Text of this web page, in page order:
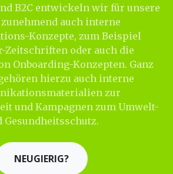
B2C entwickeln wir für unsere
auch interne
Konzepte, zum Beispiel
Zeitschriften oder auch die
Onboarding-Konzepten. Ganz
hierzu auch interne
zur
und Kampagnen zum Umwelt-
Gesundheitsschutz.
NEUGIERIG?